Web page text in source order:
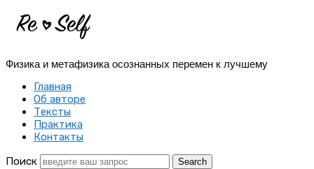
Re-
|
Создай
себя
заново
Физика и метафизика осознанных перемен к лучшему
Главная
Об авторе
Тексты
Практика
Контакты
Поиск